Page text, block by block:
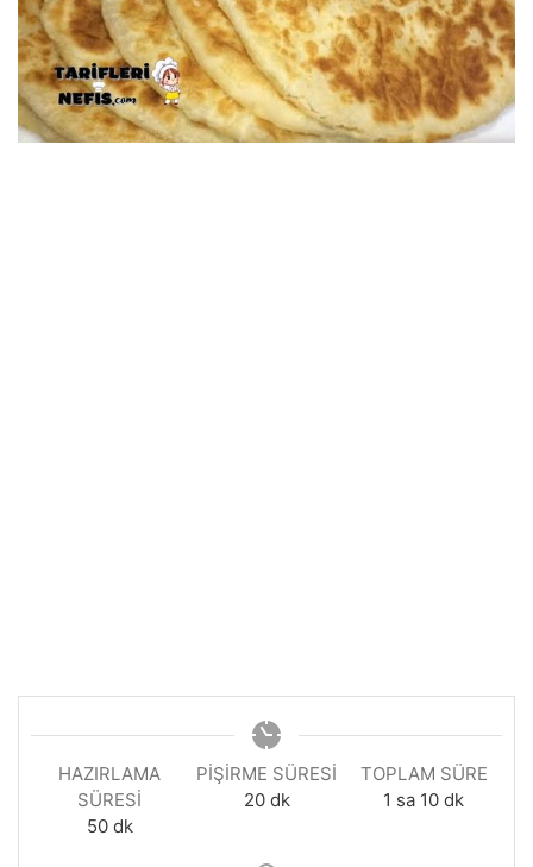
HAZIRLAMA
SÜRESI
50dakika
dk
PIŞIRME SÜRESI
20dakika
dk
TOPLAM SÜRE
1 saat
sa 10dakika
dk